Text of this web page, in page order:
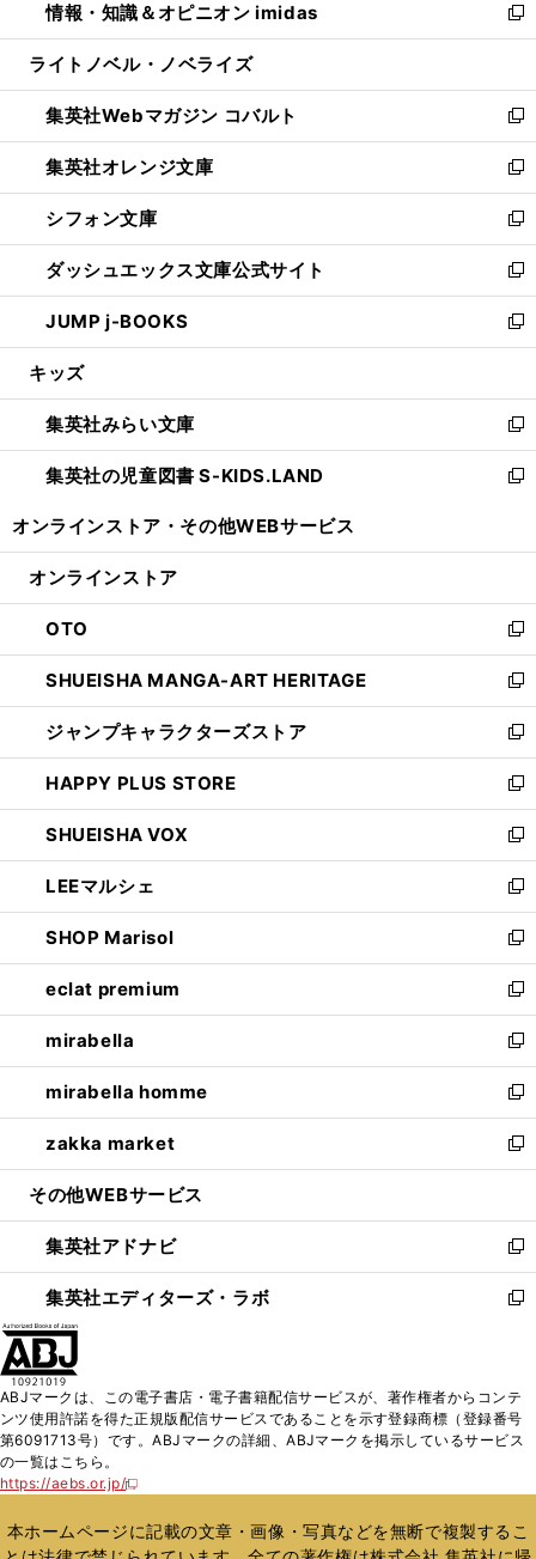
く
で
開
ド
ウ
開
く
ィ
ン
ウ
で
開
く
い
ウ
ン
ド
ウ
で
開
く
情報・知識＆オピニオン imidas
新
し
ウ
ィ
ン
ド
ウ
で
開
く
ライトノベル・ノベライズ
集英社Webマガジン コバルト
新
し
い
ウ
ィ
ン
ド
ウ
で
開
集英社オレンジ文庫
新
し
い
ウ
ィ
ン
ド
ウ
開
く
シフォン文庫
新
し
い
ウ
ィ
ン
ウ
で
開
く
ダッシュエックス文庫公式サイト
新
し
い
ウ
ン
ド
ウ
で
JUMP j-BOOKS
新
し
ウ
ィ
ン
ド
開
キッズ
集英社みらい文庫
新
し
い
ン
ウ
で
開
く
集英社の児童図書 S-KIDS.LAND
新
ウ
ン
ド
ウ
で
開
く
オンラインストア・ その他WEBサービス
オンラインストア
OTO
新
し
い
ウ
ィ
ン
ド
ウ
で
開
く
SHUEISHA MANGA-ART HERITAGE
新
し
い
ウ
ィ
ン
ド
ウ
で
開
く
ジャンプキャラクターズストア
新
し
い
ウ
ィ
ン
ド
ウ
で
開
く
HAPPY PLUS STORE
新
し
い
ウ
ィ
ン
ド
ウ
で
開
く
SHUEISHA VOX
新
し
い
ウ
ィ
ン
ド
ウ
で
開
く
LEEマルシェ
新
し
い
ウ
ィ
ン
ド
ウ
で
開
く
SHOP Marisol
新
し
い
ウ
ィ
ン
ド
ウ
で
開
eclat premium
新
し
い
ウ
ィ
ン
ド
ウ
開
く
mirabella
新
し
い
ウ
ィ
ン
ウ
で
開
く
mirabella homme
新
し
い
ウ
ン
ド
ウ
で
zakka market
新
し
ウ
ィ
ン
ド
く
その他WEBサービス
集英社アドナビ
新
し
い
ド
ウ
で
集英社エディターズ・ラボ
新
ィ
ン
ド
開
く
ABJマークは、この電子書店・電子書籍配信サービスが、著作権者からコンテ
ンツ使用許諾を得た正規版配信サービスであることを示す登録商標（登録番号
第6091713号）です。ABJマークの詳細、ABJマークを掲示しているサービス
の一覧はこちら。
https://aebs.or.jp/
新
い
ウ
本ホームページに記載の文章・画像・写真などを無断で複製するこ